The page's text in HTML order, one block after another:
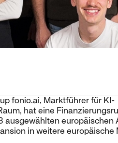
fonio.ai, Marktführer für KI-
hat eine
ausgewählten
in weitere europäische